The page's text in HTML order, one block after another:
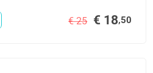
€ 25 € 18,50